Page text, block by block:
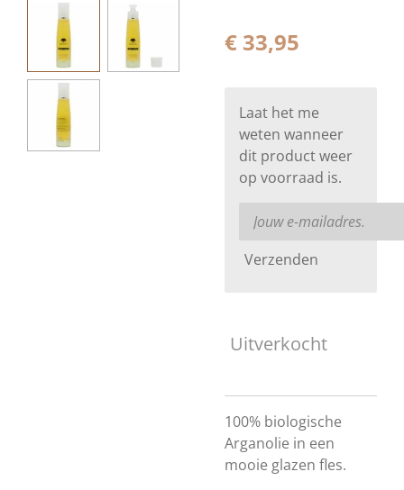
€ 33,95
Laat het me
weten wanneer
dit product weer
op voorraad is.
Verzenden
Uitverkocht
100% biologische
Arganolie in een
mooie glazen fles.